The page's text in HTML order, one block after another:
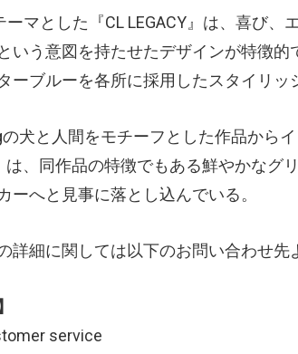
ーマとした『CL LEGACY』は、喜び、
いう意図を持たせたデザインが特徴的
ーブルーを各所に採用したスタイリッ
犬と人間をモチーフとした作品から
は、同作品の特徴でもある鮮やかなグ
ーへと見事に落とし込んでいる。
詳細に関しては以下のお問い合わせ先
service